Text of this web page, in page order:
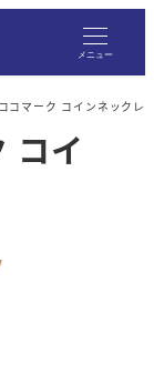
メニュー
コマーク コインネックレ
コイ